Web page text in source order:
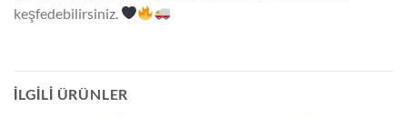
keşfedebilirsiniz.
İLGILI ÜRÜNLER